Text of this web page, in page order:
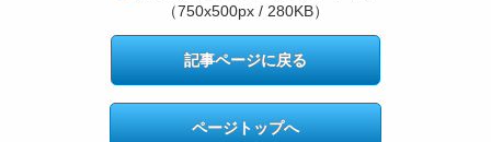
（750x500px / 280KB）
記事ページに戻る
ページトップへ